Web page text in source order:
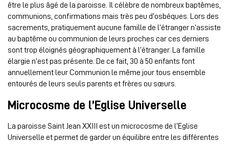
être le plus âgé de la paroisse. Il célèbre de nombreux baptêmes,
communions, confirmations mais très peu d’osbéques. Lors des
sacrements, pratiquement aucune famille de l’étranger n’assiste
au baptême ou communion de leurs proches car ces derniers
sont trop éloignés géographiquement à l’étranger. La famille
élargie n’est pas présente. De ce fait, 30 à 50 enfants font
annuellement leur Communion le même jour tous ensemble
entourés de leurs seuls parents et frères ou sœurs.
Microcosme de l’Eglise Universelle
La paroisse Saint Jean XXIII est un microcosme de l’Eglise
Universelle et permet de garder un équilibre entre les différentes